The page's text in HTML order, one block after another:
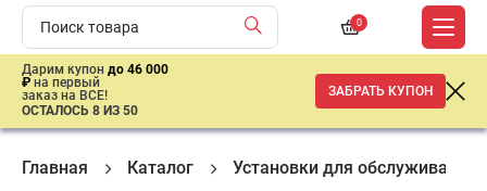
0
Дарим купон до 46 000
₽ на первый
заказ на ВСЕ!
ОСТАЛОСЬ 8 ИЗ 50
ЗАБРАТЬ КУПОН
Главная Каталог Установки для обслуживания